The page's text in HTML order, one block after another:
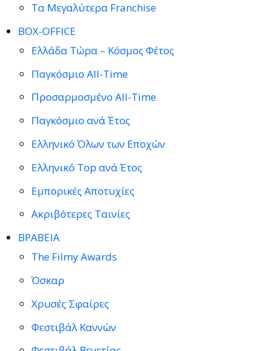
Τα Μεγαλύτερα Franchise
BOX-OFFICE
Ελλάδα Τώρα – Κόσμος Φέτος
Παγκόσμιο All-Time
Προσαρμοσμένο All-Time
Παγκόσμιο ανά Έτος
Ελληνικό Όλων των Εποχών
Ελληνικό Top ανά Έτος
Εμπορικές Αποτυχίες
Ακριβότερες Ταινίες
ΒΡΑΒΕΙΑ
The Filmy Awards
Όσκαρ
Χρυσές Σφαίρες
Φεστιβάλ Καννών